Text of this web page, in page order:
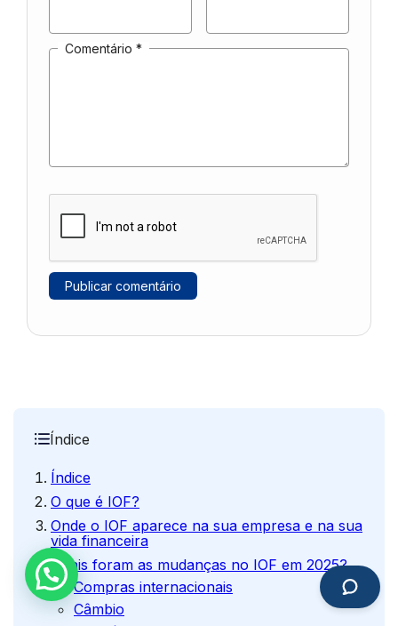
Comentário *
Índice
Índice
O que é IOF?
Onde o IOF aparece na sua empresa e na sua
vida financeira
Quais foram as mudanças no IOF em 2025?
Compras internacionais
Câmbio